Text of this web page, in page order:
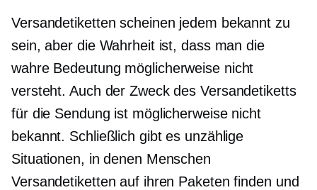
Versandetiketten scheinen jedem bekannt zu
sein, aber die Wahrheit ist, dass man die
wahre Bedeutung möglicherweise nicht
versteht. Auch der Zweck des Versandetiketts
für die Sendung ist möglicherweise nicht
bekannt. Schließlich gibt es unzählige
Situationen, in denen Menschen
Versandetiketten auf ihren Paketen finden und